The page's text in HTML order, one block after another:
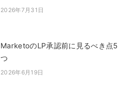
投稿日
2026年7月31日
MarketoのLP承認前に見るべき点5
つ
投稿日
2026年6月19日